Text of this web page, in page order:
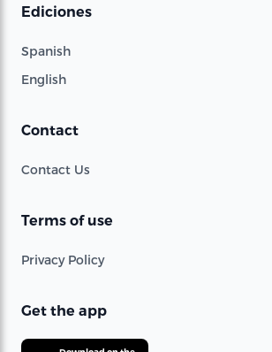
Ediciones
Spanish
English
Contact
Contact Us
Terms of use
Privacy Policy
Get the app